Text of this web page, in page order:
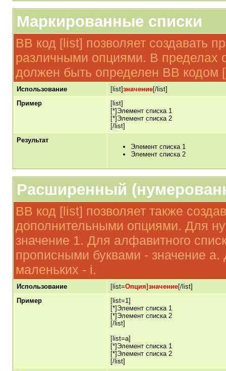
Маркированные списки
BB код [list] позволяет создавать
различными опциями. В пределах
должен быть определен BB кодом
Использование [list]значение[/list]
Пример
[list]
[*]Элемент списка 1
[*]Элемент списка 2
[/list]
Результат
Элемент списка 1
Элемент списка 2
Расширенный
BB код [list] позволяет также
дополнительными опциями. Для
значение 1. Для алфавитного
прописными буквами - значение
маленьких - i.
Использование [list=Опция]значение[/list]
Пример
[list=1]
[*]Элемент списка 1
[*]Элемент списка 2
[/list]
[list=a]
[*]Элемент списка 1
[*]Элемент списка 2
[/list]